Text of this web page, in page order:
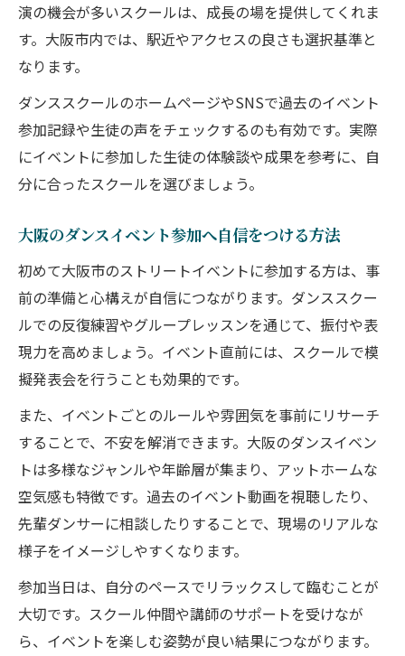
演の機会が多いスクールは、成長の場を提供してくれま
す。大阪市内では、駅近やアクセスの良さも選択基準と
なります。
ダンススクールのホームページやSNSで過去のイベント
参加記録や生徒の声をチェックするのも有効です。実際
にイベントに参加した生徒の体験談や成果を参考に、自
分に合ったスクールを選びましょう。
大阪のダンスイベント参加へ自信をつける方法
初めて大阪市のストリートイベントに参加する方は、事
前の準備と心構えが自信につながります。ダンススクー
ルでの反復練習やグループレッスンを通じて、振付や表
現力を高めましょう。イベント直前には、スクールで模
擬発表会を行うことも効果的です。
また、イベントごとのルールや雰囲気を事前にリサーチ
することで、不安を解消できます。大阪のダンスイベン
トは多様なジャンルや年齢層が集まり、アットホームな
空気感も特徴です。過去のイベント動画を視聴したり、
先輩ダンサーに相談したりすることで、現場のリアルな
様子をイメージしやすくなります。
参加当日は、自分のペースでリラックスして臨むことが
大切です。スクール仲間や講師のサポートを受けなが
ら、イベントを楽しむ姿勢が良い結果につながります。